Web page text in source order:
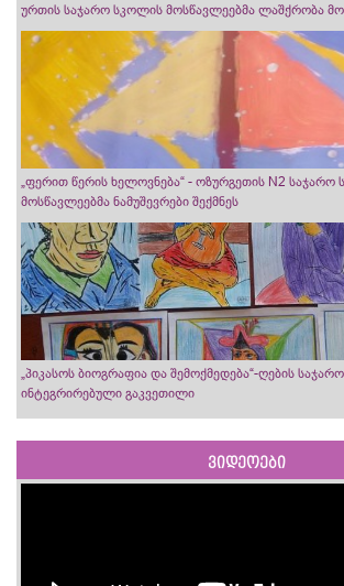
ურთის საჯარო სკოლის მოსწავლეებმა ლაშქრობა
„ფერით წერის ხელოვნება“ - ოზურგეთის N2 საჯარო
მოსწავლეებმა ნამუშევრები შექმნეს
„პიკასოს ბიოგრაფია და შემოქმედება“-ღების
ინტეგრირებული გაკვეთილი
ვიდეოები